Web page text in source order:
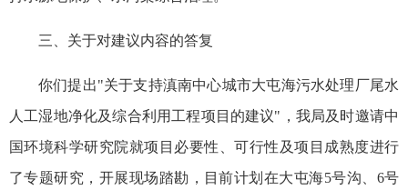
三、关于对建议内容的答复
你们提出"关于支持滇南中心城市大屯海污水处理厂尾水
人工湿地净化及综合利用工程项目的建议"，我局及时邀请中
国环境科学研究院就项目必要性、可行性及项目成熟度进行
了专题研究，开展现场踏勘，目前计划在大屯海5号沟、6号